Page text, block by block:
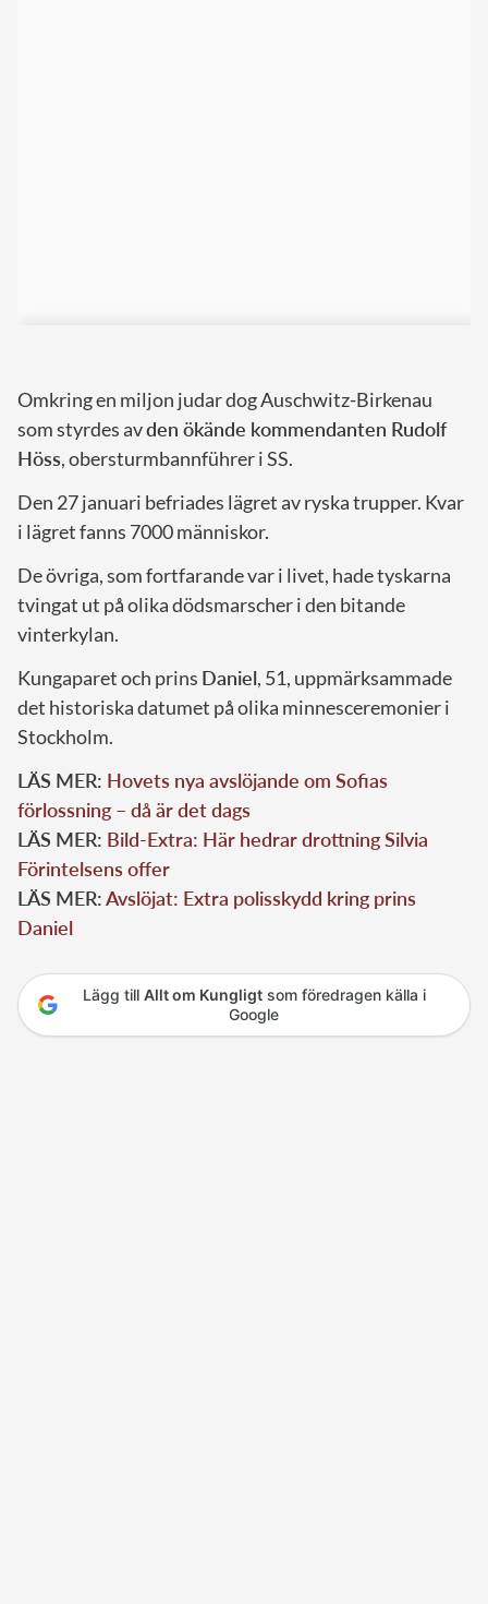
Omkring en miljon judar dog Auschwitz-Birkenau
som styrdes avden ökände kommendanten Rudolf
Höss, obersturmbannführer i SS.
Den 27 januari befriades lägret av ryska trupper. Kvar
i lägret fanns 7000 människor.
De övriga, som fortfarande var i livet, hade tyskarna
tvingat ut på olika dödsmarscher i den bitande
vinterkylan.
Kungaparet och prins Daniel, 51, uppmärksammade
det historiska datumet på olika minnesceremonier i
Stockholm.
LÄS MER: Hovets nya avslöjande om Sofias
förlossning – då är det dags
LÄS MER: Bild-Extra: Här hedrar drottning Silvia
Förintelsens offer
LÄS MER:Avslöjat: Extra polisskydd kring prins
Daniel
Lägg till Allt om Kungligtsom föredragen källa i
Google